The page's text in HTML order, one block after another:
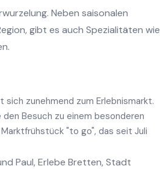
Neben saisonalen
gibt es auch Spezialitäten wie
zunehmend zum Erlebnismarkt.
Besuch zu einem besonderen
"to go", das seit Juli
Paul, Erlebe Bretten, Stadt